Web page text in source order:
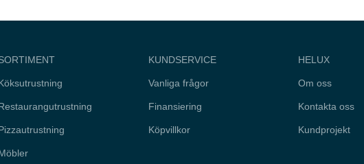
KUNDSERVICE
Vanliga frågor
Finansiering
Köpvillkor
HELUX
Om oss
Kontakta oss
Kundprojekt